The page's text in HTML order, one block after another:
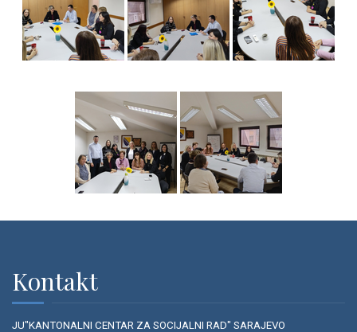
Kontakt
JU"KANTONALNI CENTAR ZA SOCIJALNI RAD" SARAJEVO